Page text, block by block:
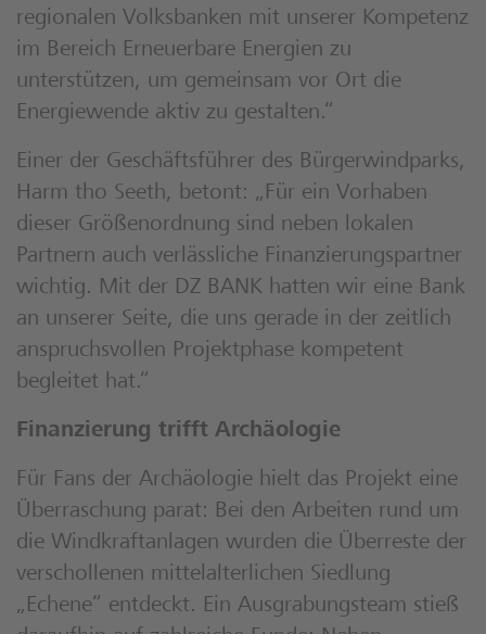
regionalen Volksbanken mit unserer Kompetenz
im Bereich Erneuerbare Energien zu
unterstützen, um gemeinsam vor Ort die
Energiewende aktiv zu gestalten.“
Einer der Geschäftsführer des Bürgerwindparks,
Harm tho Seeth, betont: „Für ein Vorhaben
dieser Größenordnung sind neben lokalen
Partnern auch verlässliche Finanzierungspartner
wichtig. Mit der DZ BANK hatten wir eine Bank
an unserer Seite, die uns gerade in der zeitlich
anspruchsvollen Projektphase kompetent
begleitet hat.“
Finanzierung trifft Archäologie
Für Fans der Archäologie hielt das Projekt eine
Überraschung parat: Bei den Arbeiten rund um
die Windkraftanlagen wurden die Überreste der
verschollenen mittelalterlichen Siedlung
„Echene“ entdeckt. Ein Ausgrabungsteam stieß